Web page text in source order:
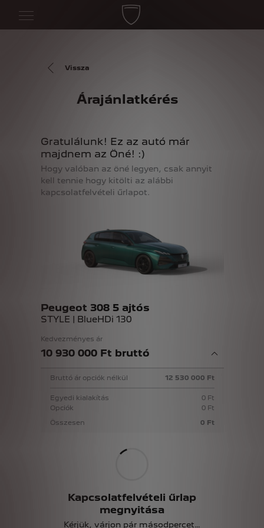
Vissza
Árajánlatkérés
Gratulálunk! Ez az autó már
majdnem az Öné! :)
Hogy valóban az öné legyen, csak annyit
kell tennie hogy kitölti az alábbi
kapcsolatfelvételi űrlapot.
Peugeot 308 5 ajtós
STYLE | BlueHDi 130
Kedvezményes ár
10 930 000 Ft bruttó
Bruttó ár opciók nélkül 12 530 000 Ft
Egyedi kialakítás
0 Ft
Opciók
0 Ft
Összesen
0 Ft
Kapcsolatfelvételi űrlap
megnyitása
Kérjük, várjon pár másodpercet…